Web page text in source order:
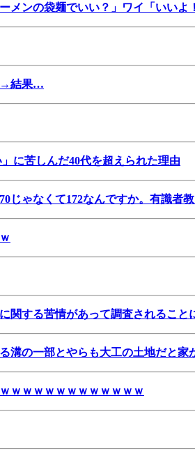
メンの袋麺でいい？」ワイ「いいよ！
→結果…
に苦しんだ40代を超えられた理由
じゃなくて172なんですか。有識者
関する苦情があって調査されること
溝の一部とやらも大工の土地だと
ｗｗｗｗｗｗｗｗｗｗｗｗ